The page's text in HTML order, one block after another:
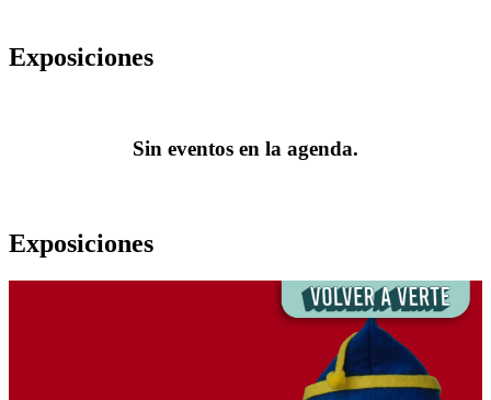
Exposiciones
Sin eventos en la agenda.
Exposiciones